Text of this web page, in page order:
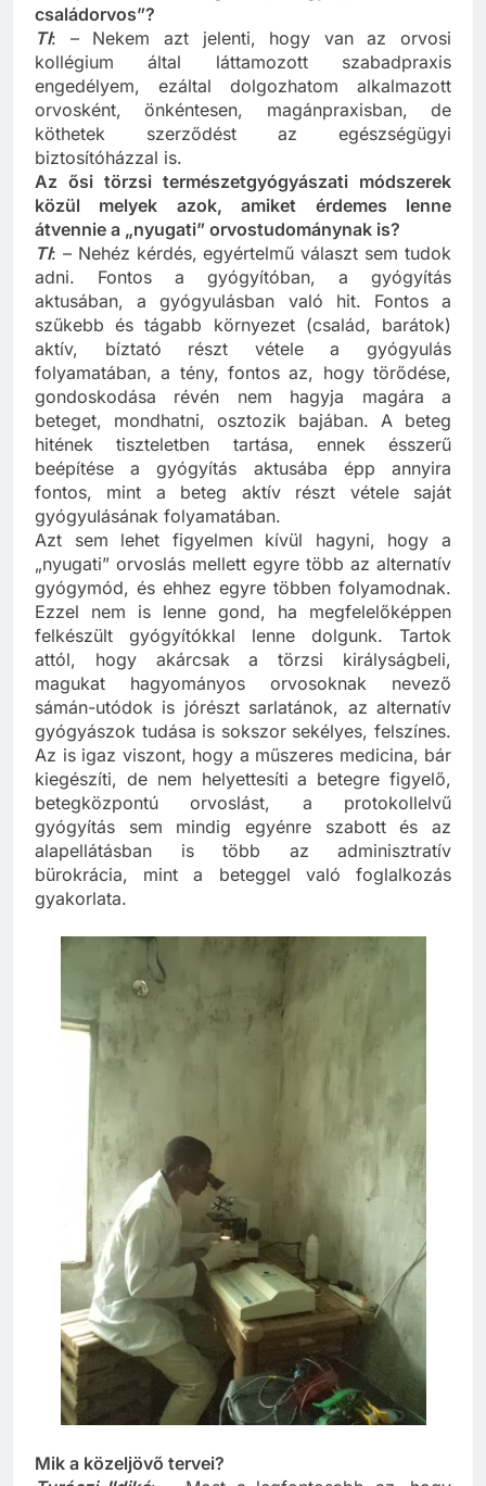
Mit jelent az a fogalom, hogy „szabadúszó
családorvos”?
TI: – Nekem azt jelenti, hogy van az orvosi
kollégium által láttamozott szabadpraxis
engedélyem, ezáltal dolgozhatom alkalmazott
orvosként, önkéntesen, magánpraxisban, de
köthetek szerződést az egészségügyi
biztosítóházzal is.
Az ősi törzsi természetgyógyászati módszerek
közül melyek azok, amiket érdemes lenne
átvennie a „nyugati” orvostudománynak is?
TI: – Nehéz kérdés, egyértelmű választ sem tudok
adni. Fontos a gyógyítóban, a gyógyítás
aktusában, a gyógyulásban való hit. Fontos a
szűkebb és tágabb környezet (család, barátok)
aktív, bíztató részt vétele a gyógyulás
folyamatában, a tény, fontos az, hogy törődése,
gondoskodása révén nem hagyja magára a
beteget, mondhatni, osztozik bajában. A beteg
hitének tiszteletben tartása, ennek ésszerű
beépítése a gyógyítás aktusába épp annyira
fontos, mint a beteg aktív részt vétele saját
gyógyulásának folyamatában.
Azt sem lehet figyelmen kívül hagyni, hogy a
„nyugati” orvoslás mellett egyre több az alternatív
gyógymód, és ehhez egyre többen folyamodnak.
Ezzel nem is lenne gond, ha megfelelőképpen
felkészült gyógyítókkal lenne dolgunk. Tartok
attól, hogy akárcsak a törzsi királyságbeli,
magukat hagyományos orvosoknak nevező
sámán-utódok is jórészt sarlatánok, az alternatív
gyógyászok tudása is sokszor sekélyes, felszínes.
Az is igaz viszont, hogy a műszeres medicina, bár
kiegészíti, de nem helyettesíti a betegre figyelő,
betegközpontú orvoslást, a protokollelvű
gyógyítás sem mindig egyénre szabott és az
alapellátásban is több az adminisztratív
bürokrácia, mint a beteggel való foglalkozás